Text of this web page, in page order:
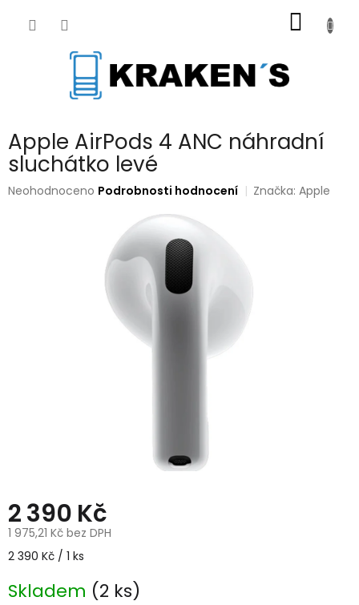
KOŠÍK
Apple AirPods 4 ANC náhradní
sluchátko levé
Průměrné
Neohodnoceno Podrobnosti hodnocení Značka:Apple
2 390 Kč
1 975,21 Kč bez DPH
Měrná
2 390 Kč / 1 ks
Skladem (2 ks)